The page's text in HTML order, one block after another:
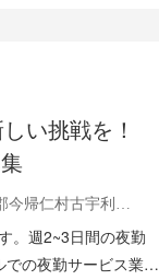
い挑戦を！
沖縄県国頭郡今帰仁村古宇利1837
。週2~3日間の夜勤
の夜勤サービス業務